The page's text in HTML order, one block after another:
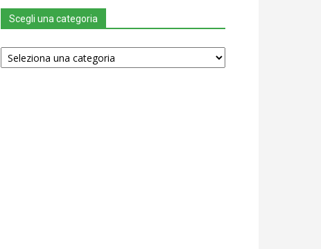
Scegli una categoria
Scegli
una